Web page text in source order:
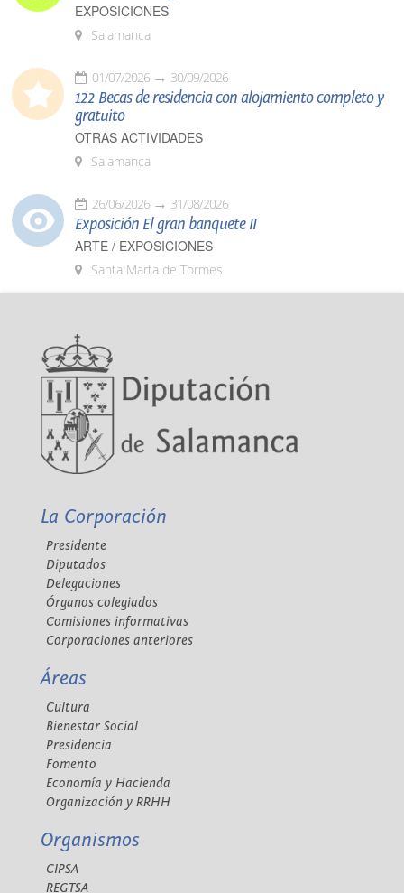
EXPOSICIONES
Salamanca
01/07/2026 30/09/2026
122 Becas de residencia con alojamiento completo y
gratuito
OTRAS ACTIVIDADES
Salamanca
26/06/2026 31/08/2026
Exposición El gran banquete II
ARTE / EXPOSICIONES
Santa Marta de Tormes
La Corporación
Presidente
Diputados
Delegaciones
Órganos colegiados
Comisiones informativas
Corporaciones anteriores
Áreas
Cultura
Bienestar Social
Presidencia
Fomento
Economía y Hacienda
Organización y RRHH
Organismos
CIPSA
REGTSA